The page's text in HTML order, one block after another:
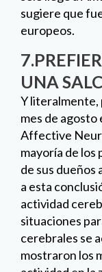
mayoría de los
de sus dueños
actividad
situaciones
cerebrales se
mostraron los
actividad en la
de decisiones
acariciados,
la salchicha.
8. LA
Los perros de
de tragones.
haber u na